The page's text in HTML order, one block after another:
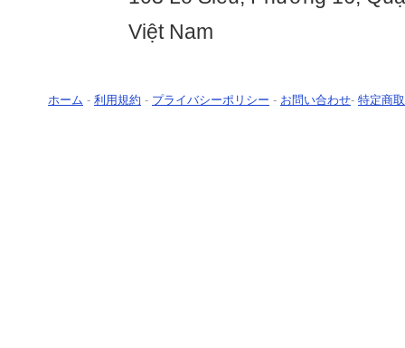
Việt Nam
ホーム - 利用規約 - プライバシーポリシー - お問い合わせ- 特定商